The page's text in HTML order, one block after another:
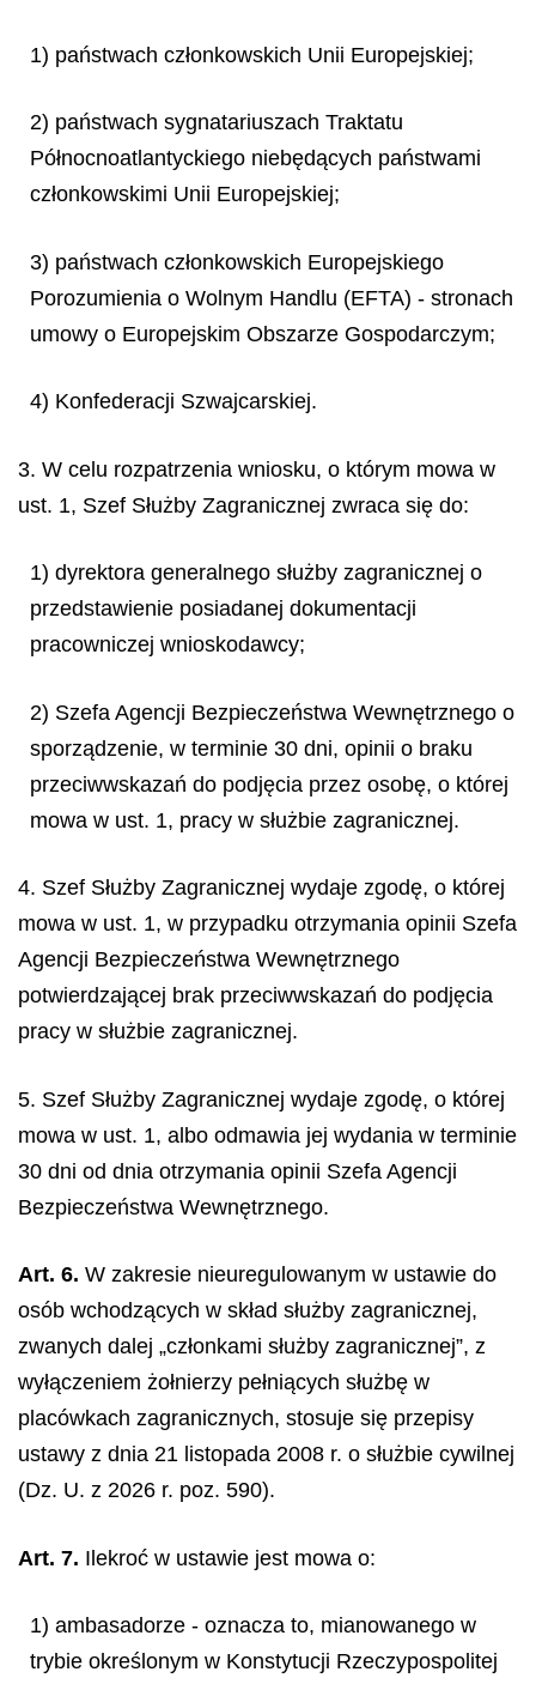
1) państwach członkowskich Unii Europejskiej;
2) państwach sygnatariuszach Traktatu
Północnoatlantyckiego niebędących państwami
członkowskimi Unii Europejskiej;
3) państwach członkowskich Europejskiego
Porozumienia o Wolnym Handlu (EFTA) - stronach
umowy o Europejskim Obszarze Gospodarczym;
4) Konfederacji Szwajcarskiej.
3. W celu rozpatrzenia wniosku, o którym mowa w
ust. 1, Szef Służby Zagranicznej zwraca się do:
1) dyrektora generalnego służby zagranicznej o
przedstawienie posiadanej dokumentacji
pracowniczej wnioskodawcy;
2) Szefa Agencji Bezpieczeństwa Wewnętrznego o
sporządzenie, w terminie 30 dni, opinii o braku
przeciwwskazań do podjęcia przez osobę, o której
mowa w ust. 1, pracy w służbie zagranicznej.
4. Szef Służby Zagranicznej wydaje zgodę, o której
mowa w ust. 1, w przypadku otrzymania opinii Szefa
Agencji Bezpieczeństwa Wewnętrznego
potwierdzającej brak przeciwwskazań do podjęcia
pracy w służbie zagranicznej.
5. Szef Służby Zagranicznej wydaje zgodę, o której
mowa w ust. 1, albo odmawia jej wydania w terminie
30 dni od dnia otrzymania opinii Szefa Agencji
Bezpieczeństwa Wewnętrznego.
Art. 6. W zakresie nieuregulowanym w ustawie do
osób wchodzących w skład służby zagranicznej,
zwanych dalej „członkami służby zagranicznej”, z
wyłączeniem żołnierzy pełniących służbę w
placówkach zagranicznych, stosuje się przepisy
ustawy z dnia 21 listopada 2008 r. o służbie cywilnej
(Dz. U. z 2026 r. poz. 590).
Art. 7. Ilekroć w ustawie jest mowa o:
1) ambasadorze - oznacza to, mianowanego w
trybie określonym w Konstytucji Rzeczypospolitej